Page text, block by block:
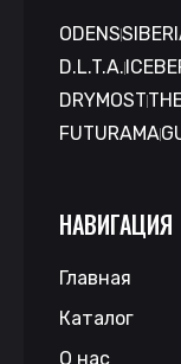
ODENS
D.L.T.A.
DRYMOST
FUTURAMA
НАВИГАЦИЯ
Главная
Каталог
О нас